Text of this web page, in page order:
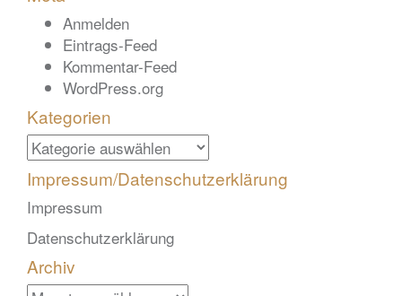
Anmelden
Eintrags-Feed
Kommentar-Feed
WordPress.org
Kategorien
Kategorien
Impressum/Datenschutzerklärung
Impressum
Datenschutzerklärung
Archiv